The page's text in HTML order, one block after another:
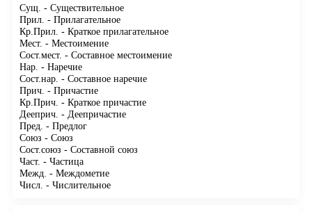
Сущ. - Существительное
Прил. - Прилагательное
Кр.Прил. - Краткое прилагательное
Мест. - Местоимение
Сост.мест. - Составное местоимение
Нар. - Наречие
Сост.нар. - Составное наречие
Прич. - Причастие
Кр.Прич. - Краткое причастие
Дееприч. - Деепричастие
Пред. - Предлог
Союз - Союз
Сост.союз - Составной союз
Част. - Частица
Межд. - Междометие
Числ. - Числительное